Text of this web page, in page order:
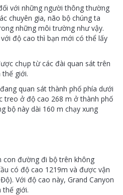
với những người thông thường
chuyên gia, não bộ chúng ta
những môi trường như vậy.
độ cao thì bạn mới có thể lấy
chụp từ các đài quan sát trên
giới.
quan sát thành phố phía dưới
ở độ cao 268 m ở thành phố
bộ này dài 160 m chạy xung
con đường đi bộ trên không
có độ cao 1219m và được vận
Với độ cao này, Grand Canyon
giới.